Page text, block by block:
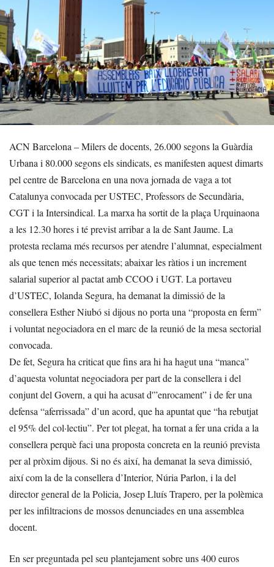
ACN Barcelona – Milers de docents, 26.000 segons la Guàrdia
Urbana i 80.000 segons els sindicats, es manifesten aquest dimarts
pel centre de Barcelona en una nova jornada de vaga a tot
Catalunya convocada per USTEC, Professors de Secundària,
CGT i la Intersindical. La marxa ha sortit de la plaça Urquinaona
a les 12.30 hores i té previst arribar a la de Sant Jaume. La
protesta reclama més recursos per atendre l’alumnat, especialment
als que tenen més necessitats; abaixar les ràtios i un increment
salarial superior al pactat amb CCOO i UGT. La portaveu
d’USTEC, Iolanda Segura, ha demanat la dimissió de la
consellera Esther Niubó si dijous no porta una “proposta en ferm”
i voluntat negociadora en el marc de la reunió de la mesa sectorial
convocada.
De fet, Segura ha criticat que fins ara hi ha hagut una “manca”
d’aquesta voluntat negociadora per part de la consellera i del
conjunt del Govern, a qui ha acusat d'”enrocament” i de fer una
defensa “aferrissada” d’un acord, que ha apuntat que “ha rebutjat
el 95% del col·lectiu”. Per tot plegat, ha tornat a fer una crida a la
consellera perquè faci una proposta concreta en la reunió prevista
per al pròxim dijous. Si no és així, ha demanat la seva dimissió,
així com la de la consellera d’Interior, Núria Parlon, i la del
director general de la Policia, Josep Lluís Trapero, per la polèmica
per les infiltracions de mossos denunciades en una assemblea
docent.
En ser preguntada pel seu plantejament sobre uns 400 euros